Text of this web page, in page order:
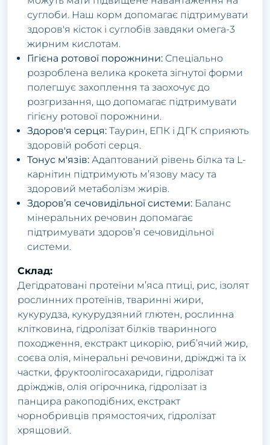
суглоби. Наш корм допомагає підтримувати
здоров'я кісток і суглобів завдяки омега-3
жирним кислотам.
Гігієна ротової порожнини: Спеціально
розроблена велика крокета зігнутої форми
полегшує захоплення та заохочує до
розгризання, що допомагає підтримувати
гігієну ротової порожнини.
Здоров'я серця: Таурин, ЕПК і ДГК сприяють
здоровій роботі серця.
Тонус м'язів: Адаптований рівень білка та L-
карнітин підтримують м’язову масу та
здоровий метаболізм жирів.
Здоров’я сечовидільної системи: Баланс
мінеральних речовин допомагає
підтримувати здоров’я сечовидільної
системи.
Склад:
Дегідратовані протеїни м’яса птиці, рис, ізолят
рослинних протеїнів, тваринні жири,
кукурудза, кукурудзяний глютен, рослинна
клітковина, гідролізат білків тваринного
походження, екстракт цикорію, риб’ячий жир,
соєва олія, мінеральні речовини, дріжджі та їх
частки, фруктоолiгосахариди, гідролізат
дріжджів, олія огірочника, гідролізат із
панцира ракоподібних, екстракт
чорнобривців прямостоячих, гідролізат
хрящовий.